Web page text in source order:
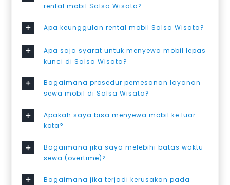
rental mobil Salsa Wisata?
Apa keunggulan rental mobil Salsa Wisata?
Apa saja syarat untuk menyewa mobil lepas
kunci di Salsa Wisata?
Bagaimana prosedur pemesanan layanan
sewa mobil di Salsa Wisata?
Apakah saya bisa menyewa mobil ke luar
kota?
Bagaimana jika saya melebihi batas waktu
sewa (overtime)?
Bagaimana jika terjadi kerusakan pada